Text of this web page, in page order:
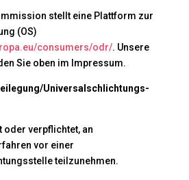
stellt eine Plattform zur
(OS)
consumers/odr/. Unsere
Sie oben im Impressum.
Universal­schlichtungs­
oder verpflichtet, an
vor einer
teilzunehmen.